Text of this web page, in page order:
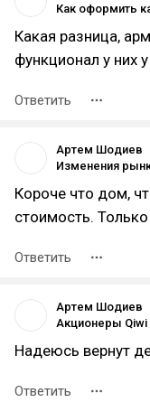
Какая разница,
функционал у них
Ответить
Артем Шодиев
Короче что дом,
стоимость.
Ответить
Артем Шодиев
Надеюсь вернут
Ответить